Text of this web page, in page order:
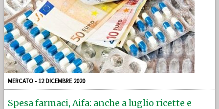
MERCATO - 12 DICEMBRE 2020
Spesa farmaci, Aifa: anche a luglio ricette e